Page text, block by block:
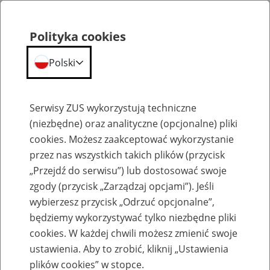
Składki na ubezpieczenia
Składki na ubezpieczenia społeczne
15 kwietnia
2021
Polityka cookies
Polski
Serwisy ZUS wykorzystują techniczne
(niezbędne) oraz analityczne (opcjonalne) pliki
cookies. Możesz zaakceptować wykorzystanie
przez nas wszystkich takich plików (przycisk
„Przejdź do serwisu”) lub dostosować swoje
zgody (przycisk „Zarządzaj opcjami”). Jeśli
wybierzesz przycisk „Odrzuć opcjonalne”,
będziemy wykorzystywać tylko niezbędne pliki
cookies. W każdej chwili możesz zmienić swoje
ustawienia. Aby to zrobić, kliknij „Ustawienia
plików cookies” w stopce.